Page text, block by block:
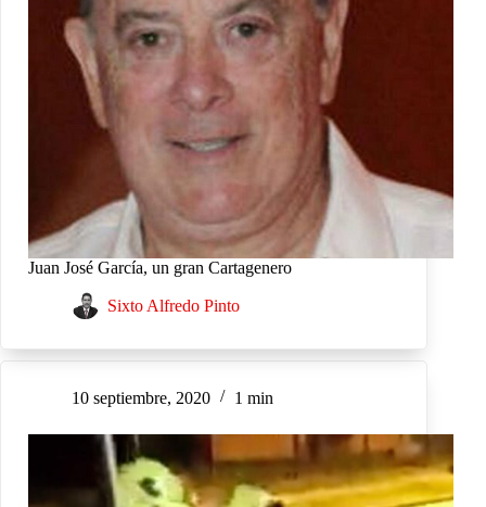
Juan José García, un gran Cartagenero
Sixto Alfredo Pinto
10 septiembre, 2020 1 min